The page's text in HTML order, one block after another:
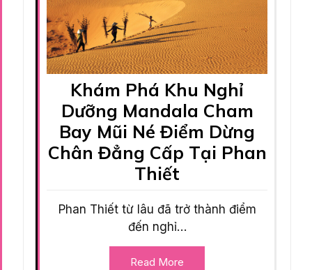
Khám Phá Khu Nghỉ
Dưỡng Mandala Cham
Bay Mũi Né Điểm Dừng
Chân Đẳng Cấp Tại Phan
Thiết
Phan Thiết từ lâu đã trở thành điểm
đến nghỉ…
Read More